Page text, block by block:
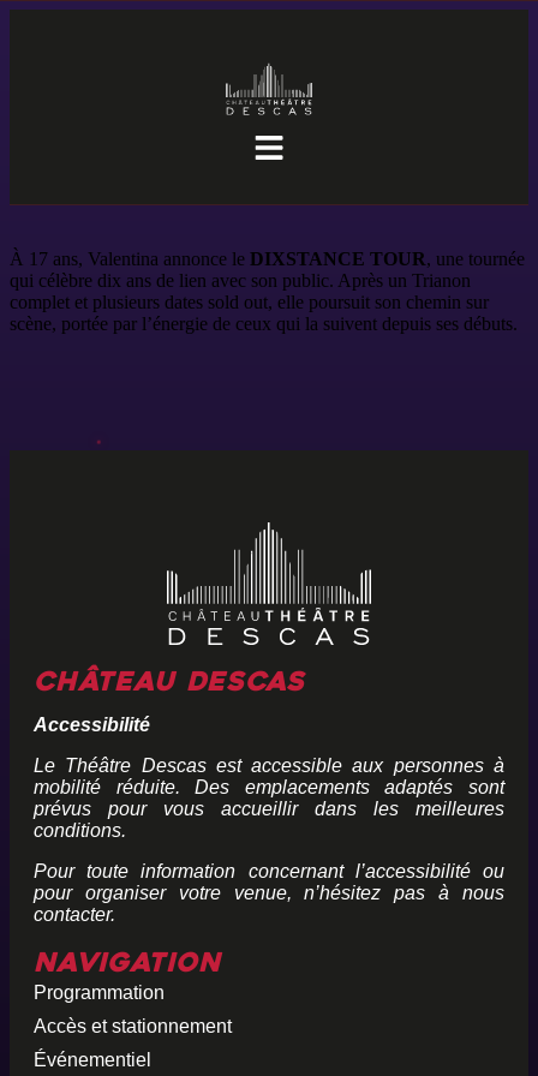
À 17 ans, Valentina annonce le DIXSTANCE TOUR, une tournée
qui célèbre dix ans de lien avec son public. Après un Trianon
complet et plusieurs dates sold out, elle poursuit son chemin sur
scène, portée par l’énergie de ceux qui la suivent depuis ses débuts.
Château Descas
Accessibilité
Le Théâtre Descas est accessible aux personnes à
mobilité réduite. Des emplacements adaptés sont
prévus pour vous accueillir dans les meilleures
conditions.
Pour toute information concernant l’accessibilité ou
pour organiser votre venue, n’hésitez pas à nous
contacter.
Navigation
Programmation
Accès et stationnement
Événementiel